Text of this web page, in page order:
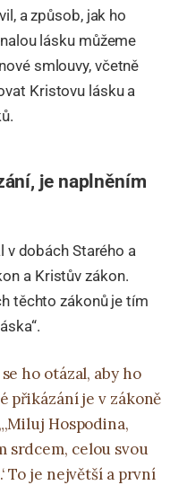
a způsob, jak ho
lásku můžeme
smlouvy, včetně
Kristovu lásku a
je naplněním
v dobách Starého a
a Kristův zákon.
těchto zákonů je tím
ho otázal, aby ho
přikázání je v zákoně
Hospodina,
srdcem, celou svou
To je největší a první